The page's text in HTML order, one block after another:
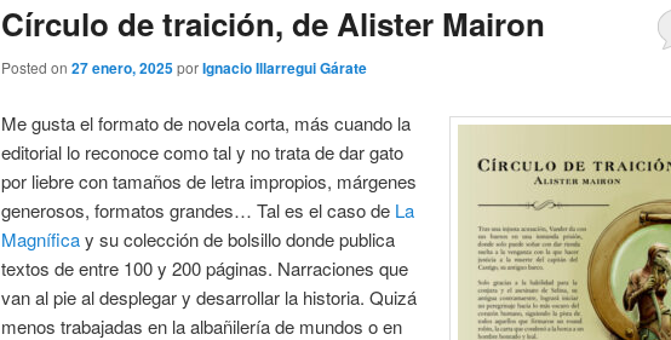
Círculo de traición, de Alister Mairon
Posted on 27 enero, 2025porIgnacio Illarregui Gárate
Me gusta el formato de novela corta, más cuando la
editorial lo reconoce como tal y no trata de dar gato
por liebre con tamaños de letra impropios, márgenes
generosos, formatos grandes… Tal es el caso de La
Magníficay su colección de bolsillo donde publica
textos de entre 100 y 200 páginas. Narraciones que
van al pie al desplegar y desarrollar la historia. Quizá
menos trabajadas en la albañilería de mundos o en